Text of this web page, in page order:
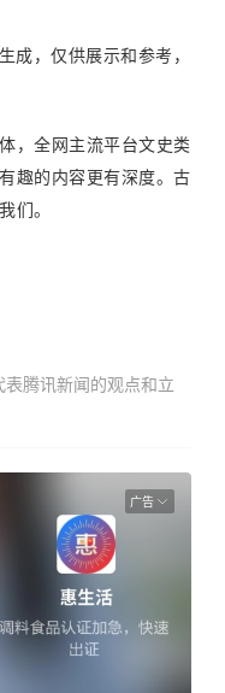
成，仅供展示和参考，
，全网主流平台文史类
趣的内容更有深度。古
们。
腾讯新闻的观点和立
广告